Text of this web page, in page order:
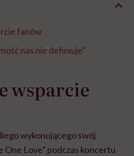
fanów
nas nie definiuje”
wsparcie
wykonującego swój
One Love” podczas koncertu